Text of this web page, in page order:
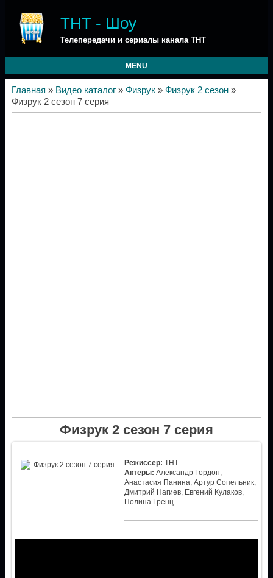
ТНТ - Шоу
Телепередачи и сериалы канала ТНТ
MENU
Главная » Видео каталог» Физрук» Физрук 2 сезон»
Физрук 2 сезон 7 серия
Физрук 2 сезон 7 серия
Режиссер: ТНТ
Актеры: Александр Гордон,
Анастасия Панина, Артур Сопельник,
Дмитрий Нагиев, Евгений Кулаков,
Полина Гренц